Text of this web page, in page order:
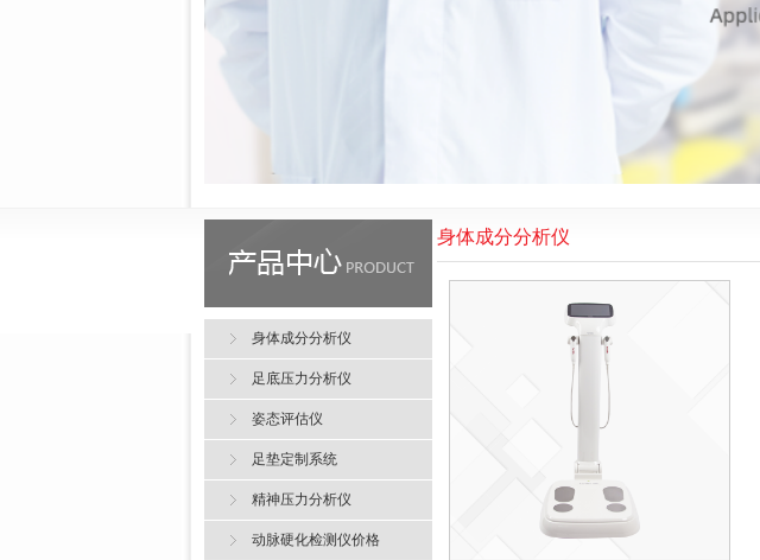
身体成分分析仪
身体成分分析仪
足底压力分析仪
姿态评估仪
足垫定制系统
精神压力分析仪
动脉硬化检测仪价格